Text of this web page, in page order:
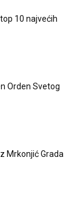
10 najvećih
Orden Svetog
Mrkonjić Grada